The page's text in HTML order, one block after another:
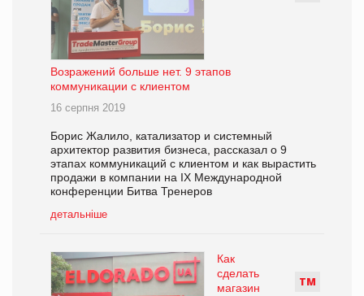
Возражений больше нет. 9 этапов
коммуникации с клиентом
16 серпня 2019
Борис Жалило, катализатор и системный
архитектор развития бизнеса, рассказал о 9
этапах коммуникаций с клиентом и как вырастить
продажи в компании на IX Международной
конференции Битва Тренеров
детальніше
ТМ
Как
сделать
магазин